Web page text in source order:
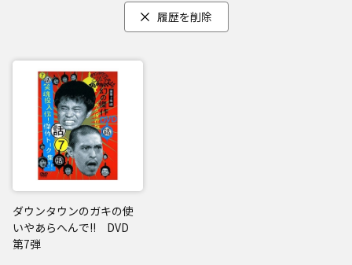
履歴を削除
ダウンタウンのガキの使
いやあらへんで!! DVD
第7弾